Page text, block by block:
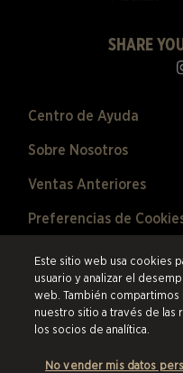
SHARE
Centro de Ayuda
Sobre Nosotros
Ventas Anteriores
Preferencias de
©2026 ESW France SAS.
citadas son propiedad de sus
otros países.
ESW France SAS
y servicios
Este sitio web usa cookies
usuario y analizar el
web. También
nuestro sitio a través de las
los socios de analítica.
No vender mis datos